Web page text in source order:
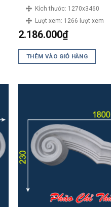
Kích thước: 1270x3460
Lượt xem: 1266 lượt xem
2.186.000₫
THÊM VÀO GIỎ HÀNG